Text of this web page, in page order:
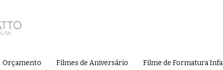
Orçamento Filmes de Aniversário Filme de Formatura